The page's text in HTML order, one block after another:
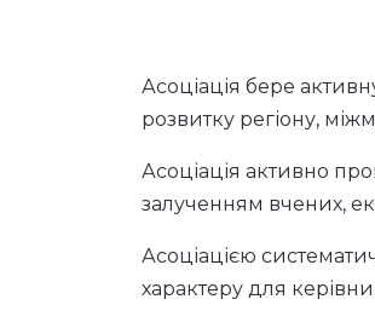
Асоціація бере
розвитку регіону,
Асоціація активно
залученням вчених,
Асоціацією
характеру для